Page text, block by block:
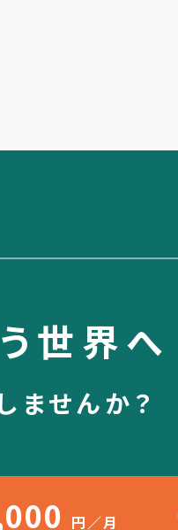
世界へ
ませんか？
円／月